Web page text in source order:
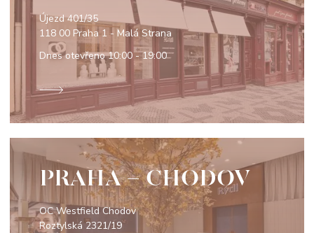
Újezd 401/35
118 00 Praha 1 - Malá Strana
Dnes otevřeno10:00 - 19:00
PRAHA - CHODOV
OC Westfield Chodov
Roztylská 2321/19